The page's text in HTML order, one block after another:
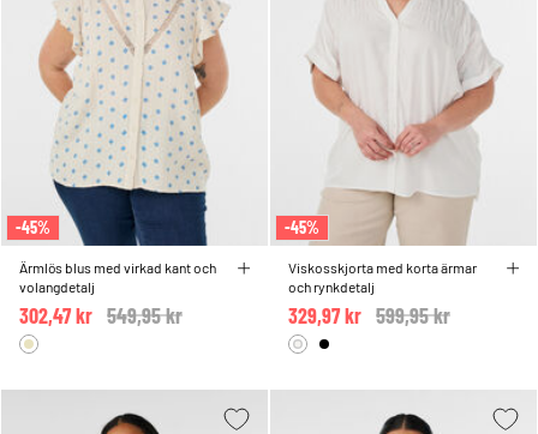
-45%
Ärmlös blus med virkad kant och
volangdetalj
Price reduced from
549,95 kr
302,47 kr
-45%
Viskosskjorta med korta ärmar
och rynkdetalj
Price reduced from
599,95 kr
329,97 kr